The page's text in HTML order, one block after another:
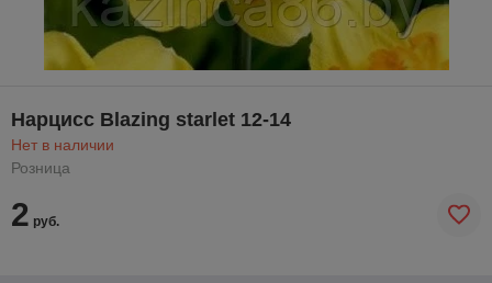
Нарцисс Blazing starlet 12-14
Нет в наличии
Розница
2 руб.